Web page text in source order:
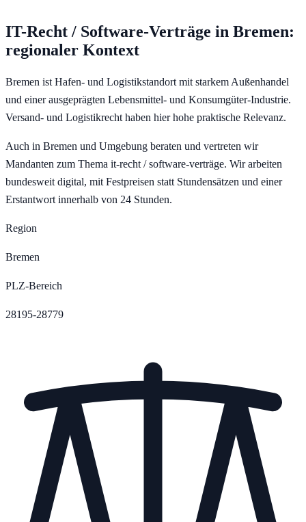
IT-Recht / Software-Verträge in Bremen:
regionaler Kontext
Bremen ist Hafen- und Logistikstandort mit starkem Außenhandel
und einer ausgeprägten Lebensmittel- und Konsumgüter-Industrie.
Versand- und Logistikrecht haben hier hohe praktische Relevanz.
Auch in Bremen und Umgebung beraten und vertreten wir
Mandanten zum Thema it-recht / software-verträge. Wir arbeiten
bundesweit digital, mit Festpreisen statt Stundensätzen und einer
Erstantwort innerhalb von 24 Stunden.
Region
Bremen
PLZ-Bereich
28195-28779